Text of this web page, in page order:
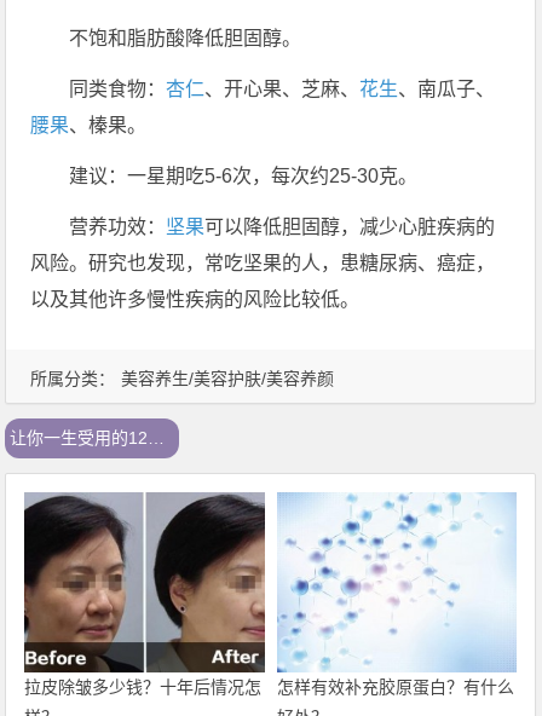
所属分类： 美容养生/美容护肤/美容养颜
不饱和脂肪酸降低胆固醇。
同类食物：杏仁、开心果、芝麻、 花生、南瓜子、
腰果、榛果。
建议：一星期吃5-6次，每次约25-30克。
营养功效： 坚果可以降低胆固醇，减少心脏疾病的
风险。研究也发现，常吃坚果的人，患糖尿病、癌症，
以及其他许多慢性疾病的风险比较低。
拉皮除皱多少钱？十年后情况怎
怎样有效补充胶原蛋白？有什么